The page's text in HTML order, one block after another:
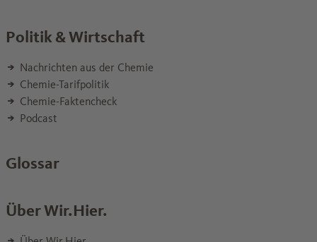
Politik & Wirtschaft
Nachrichten aus der Chemie
Chemie-Tarifpolitik
Chemie-Faktencheck
Podcast
Glossar
Über Wir.Hier.